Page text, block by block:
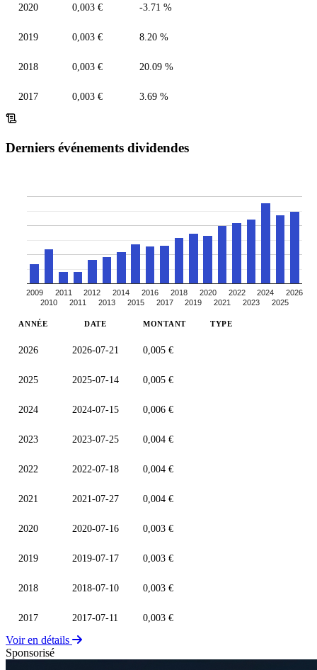
2020 0,003 € -3.71 %
2019 0,003 € 8.20 %
2018 0,003 € 20.09 %
2017 0,003 € 3.69 %
Derniers événements dividendes
2009
2010
2011
2011
2012
2013
2014
2015
2016
2017
2018
2019
2020
2021
2022
2023
2024
2025
2026
ANNÉE DATE MONTANT TYPE
2026 2026-07-21 0,005 €
2025 2025-07-14 0,005 €
2024 2024-07-15 0,006 €
2023 2023-07-25 0,004 €
2022 2022-07-18 0,004 €
2021 2021-07-27 0,004 €
2020 2020-07-16 0,003 €
2019 2019-07-17 0,003 €
2018 2018-07-10 0,003 €
2017 2017-07-11 0,003 €
Voir en détails
Sponsorisé